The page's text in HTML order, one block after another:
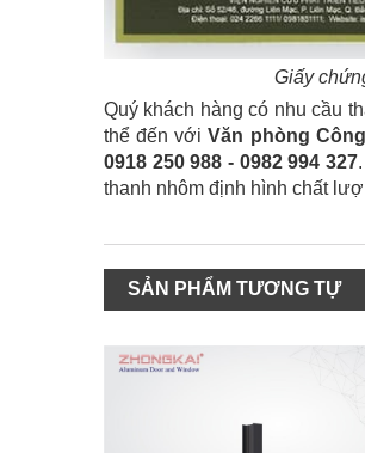
Giấy
Quý khách hàng có nhu cầu
thể đến vớiVăn phòng
0918 250 988 - 0982 994 327
thanh nhôm định hình chất
SẢN PHẨM TƯƠNG TỰ